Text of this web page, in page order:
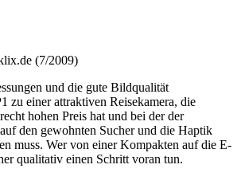
(7/2009)
und die gute Bildqualität
zu einer attraktiven Reisekamera, die
hohen Preis hat und bei der der
den gewohnten Sucher und die Haptik
muss. Wer von einer Kompakten auf die E-
qualitativ einen Schritt voran tun.